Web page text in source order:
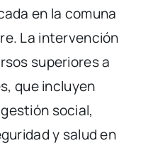
en la comuna
La intervención
superiores a
que incluyen
social,
y salud en